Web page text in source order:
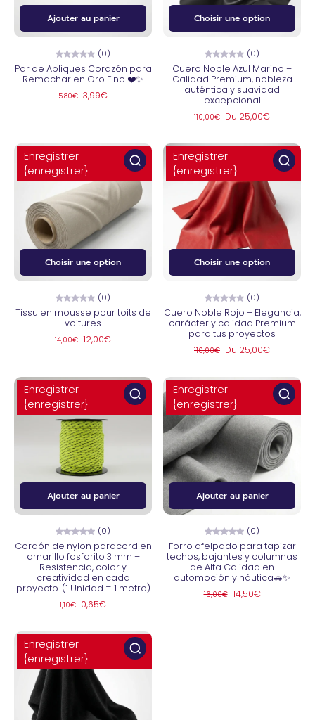
Ajouter au panier
(0)
Par de Apliques Corazón para
Remachar en Oro Fino ❤️✨
5,80€ 3,99€
Choisir une option
(0)
Cuero Noble Azul Marino –
Calidad Premium, nobleza
auténtica y suavidad
excepcional
110,00€ Du 25,00€
Choisir une option
Enregistrer
{enregistrer}
(0)
Tissu en mousse pour toits de
voitures
14,00€ 12,00€
Choisir une option
Enregistrer
{enregistrer}
(0)
Cuero Noble Rojo – Elegancia,
carácter y calidad Premium
para tus proyectos
110,00€ Du 25,00€
Ajouter au panier
Enregistrer
{enregistrer}
(0)
Cordón de nylon paracord en
amarillo fosforito 3 mm –
Resistencia, color y
creatividad en cada
proyecto. (1 Unidad = 1 metro)
1,10€ 0,65€
Ajouter au panier
Enregistrer
{enregistrer}
(0)
Forro afelpado para tapizar
techos, bajantes y columnas
de Alta Calidad en
automoción y náutica🚗✨
16,00€ 14,50€
Enregistrer
{enregistrer}